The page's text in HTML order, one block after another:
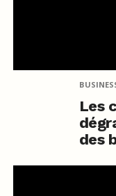
Les
des